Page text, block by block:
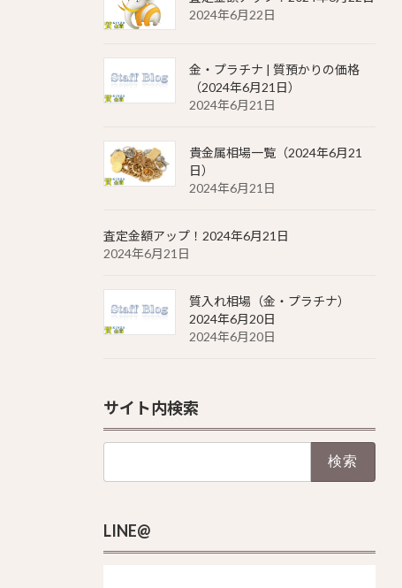
2024年6月22日
金・プラチナ | 質預かりの価格
（2024年6月21日）
2024年6月21日
貴金属相場一覧（2024年6月21
日）
2024年6月21日
査定金額アップ！2024年6月21日
2024年6月21日
質入れ相場（金・プラチナ）
2024年6月20日
2024年6月20日
サイト内検索
LINE@